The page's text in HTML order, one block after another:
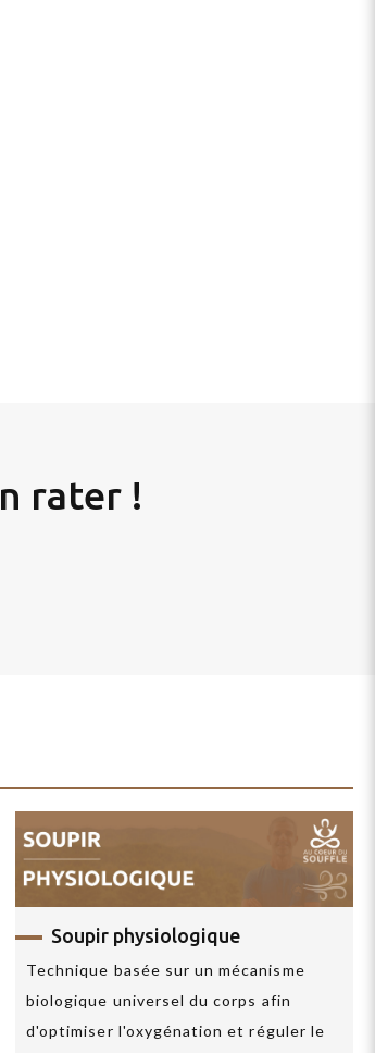
rater !
Soupir physiologique
Technique basée sur un mécanisme
biologique universel du corps afin
d'optimiser l'oxygénation et réguler le